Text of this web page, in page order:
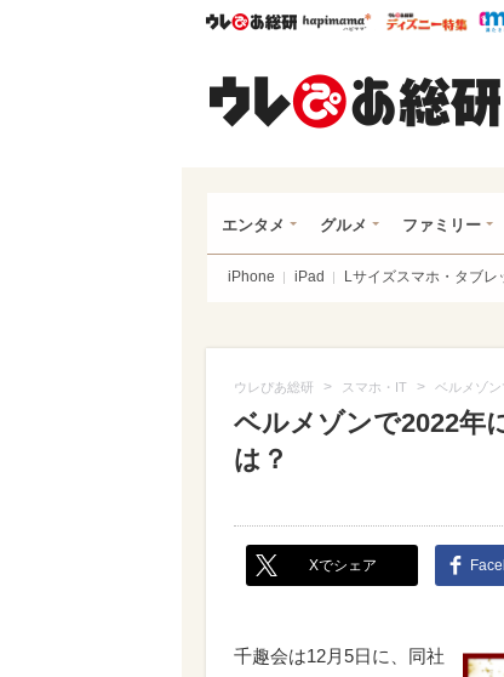
ウレぴあ総研ハピママ* ウ
エンタメ グルメ ファミリー
iPhone iPad Lサイズスマホ・タブレ
ウレぴあ総研 > スマホ・IT > ベルメゾ
ベルメゾンで2022年
は？
Xでシェア
千趣会は12月5日に、同社